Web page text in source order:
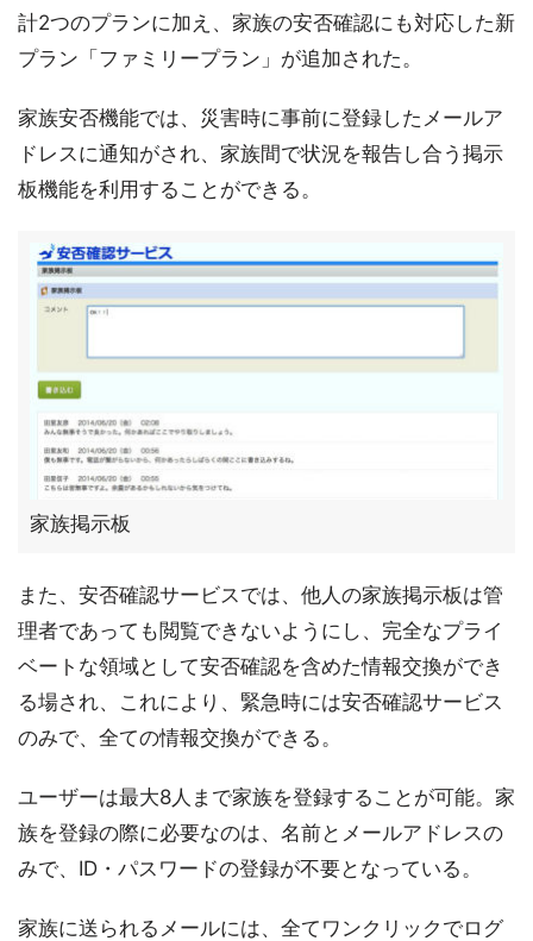
計2つのプランに加え、家族の安否確認にも対応した新
プラン「ファミリープラン」が追加された。
家族安否機能では、災害時に事前に登録したメールア
ドレスに通知がされ、家族間で状況を報告し合う掲示
板機能を利用することができる。
家族掲示板
また、安否確認サービスでは、他人の家族掲示板は管
理者であっても閲覧できないようにし、完全なプライ
ベートな領域として安否確認を含めた情報交換ができ
る場され、これにより、緊急時には安否確認サービス
のみで、全ての情報交換ができる。
ユーザーは最大8人まで家族を登録することが可能。家
族を登録の際に必要なのは、名前とメールアドレスの
みで、ID・パスワードの登録が不要となっている。
家族に送られるメールには、全てワンクリックでログ